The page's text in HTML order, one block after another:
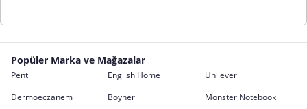
Popüler Marka ve Mağazalar
Penti English Home
Unilever
Dermoeczanem
Boyner
Monster Notebook